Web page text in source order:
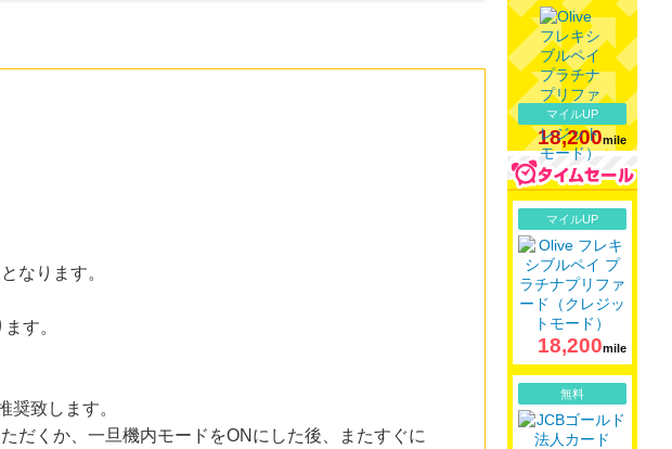
なります。
す。
致します。
だくか、一旦機内モードをONにした後、またすぐに
マイルUP
18,200mile
マイルUP
18,200mile
無料